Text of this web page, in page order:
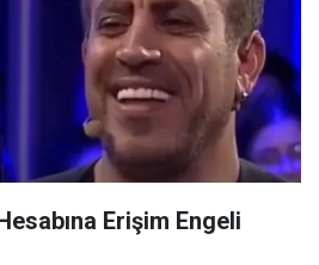
Erişim Engeli